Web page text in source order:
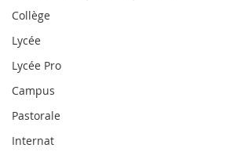
Collège
Lycée
Lycée Pro
Campus
Pastorale
Internat